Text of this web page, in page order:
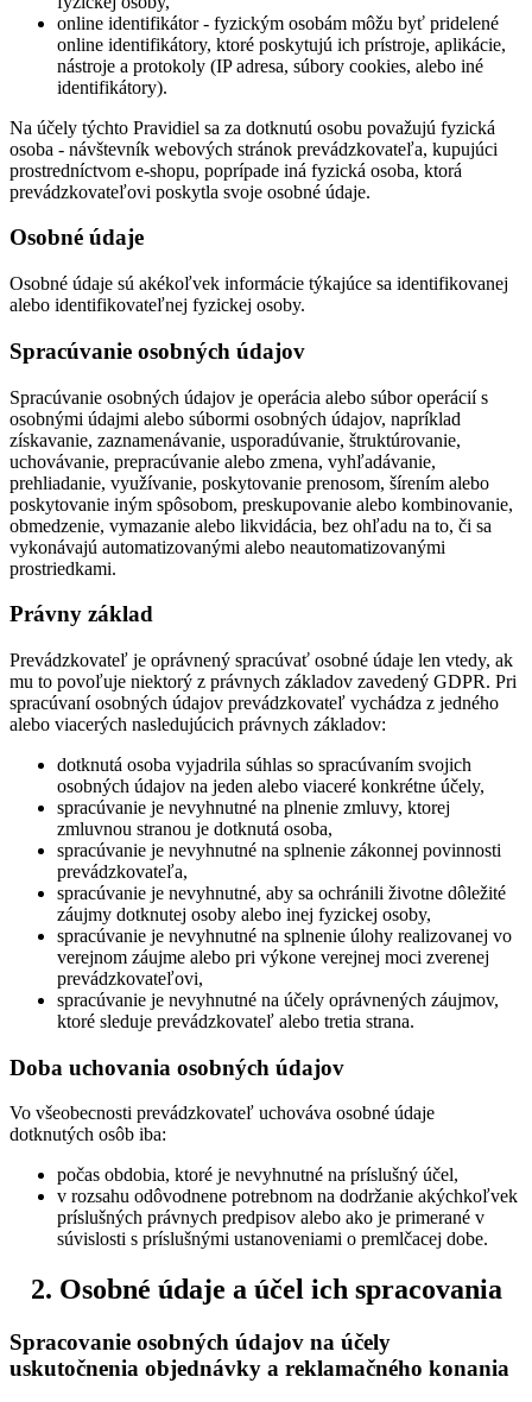
online identifikátor - fyzickým osobám môžu byť pridelené
online identifikátory, ktoré poskytujú ich prístroje, aplikácie,
nástroje a protokoly (IP adresa, súbory cookies, alebo iné
identifikátory).
Na účely týchto Pravidiel sa za dotknutú osobu považujú fyzická
osoba - návštevník webových stránok prevádzkovateľa, kupujúci
prostredníctvom e-shopu, poprípade iná fyzická osoba, ktorá
prevádzkovateľovi poskytla svoje osobné údaje.
Osobné údaje
Osobné údaje sú akékoľvek informácie týkajúce sa identifikovanej
alebo identifikovateľnej fyzickej osoby.
Spracúvanie osobných údajov
Spracúvanie osobných údajov je operácia alebo súbor operácií s
osobnými údajmi alebo súbormi osobných údajov, napríklad
získavanie, zaznamenávanie, usporadúvanie, štruktúrovanie,
uchovávanie, prepracúvanie alebo zmena, vyhľadávanie,
prehliadanie, využívanie, poskytovanie prenosom, šírením alebo
poskytovanie iným spôsobom, preskupovanie alebo kombinovanie,
obmedzenie, vymazanie alebo likvidácia, bez ohľadu na to, či sa
vykonávajú automatizovanými alebo neautomatizovanými
prostriedkami.
Právny základ
Prevádzkovateľ je oprávnený spracúvať osobné údaje len vtedy, ak
mu to povoľuje niektorý z právnych základov zavedený GDPR. Pri
spracúvaní osobných údajov prevádzkovateľ vychádza z jedného
alebo viacerých nasledujúcich právnych základov:
dotknutá osoba vyjadrila súhlas so spracúvaním svojich
osobných údajov na jeden alebo viaceré konkrétne účely,
spracúvanie je nevyhnutné na plnenie zmluvy, ktorej
zmluvnou stranou je dotknutá osoba,
spracúvanie je nevyhnutné na splnenie zákonnej povinnosti
prevádzkovateľa,
spracúvanie je nevyhnutné, aby sa ochránili životne dôležité
záujmy dotknutej osoby alebo inej fyzickej osoby,
spracúvanie je nevyhnutné na splnenie úlohy realizovanej vo
verejnom záujme alebo pri výkone verejnej moci zverenej
prevádzkovateľovi,
spracúvanie je nevyhnutné na účely oprávnených záujmov,
ktoré sleduje prevádzkovateľ alebo tretia strana.
Doba uchovania osobných údajov
Vo všeobecnosti prevádzkovateľ uchováva osobné údaje
dotknutých osôb iba:
počas obdobia, ktoré je nevyhnutné na príslušný účel,
v rozsahu odôvodnene potrebnom na dodržanie akýchkoľvek
príslušných právnych predpisov alebo ako je primerané v
súvislosti s príslušnými ustanoveniami o premlčacej dobe.
2. Osobné údaje a účel ich spracovania
Spracovanie osobných údajov na účely
uskutočnenia objednávky a reklamačného konania